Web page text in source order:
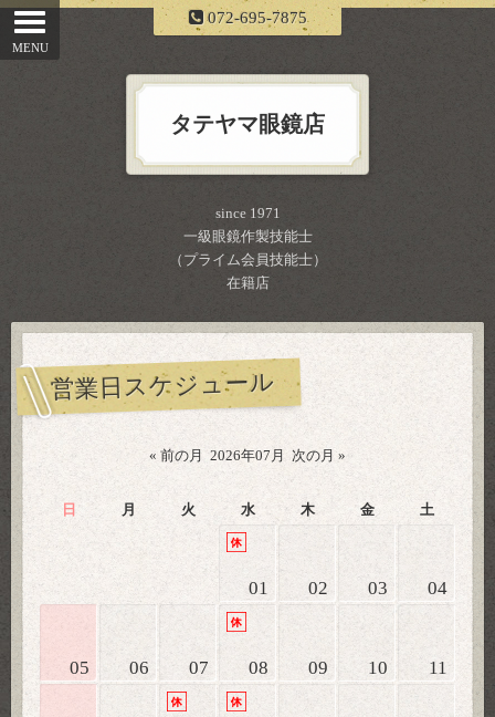
072-695-7875
タテヤマ眼鏡店
since 1971
一級眼鏡作製技能士
（プライム会員技能士）
在籍店
営業日スケジュール
« 前の月 2026年07月 次の月 »
日 月 火 水 木 金 土
01 02 03 04
05 06 07 08 09 10 11